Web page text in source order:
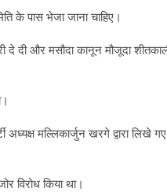
के पास भेजा जाना चाहिए।
दे दी और मसौदा कानून मौजूदा
अध्यक्ष मल्लिकार्जुन खरगे द्वारा लिखे
विरोध किया था।